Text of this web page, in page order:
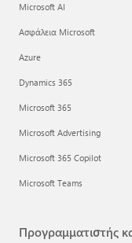
Microsoft AI
Ασφάλεια Microsoft
Azure
Dynamics 365
Microsoft 365
Microsoft Advertising
Microsoft 365 Copilot
Microsoft Teams
Προγραμματιστής